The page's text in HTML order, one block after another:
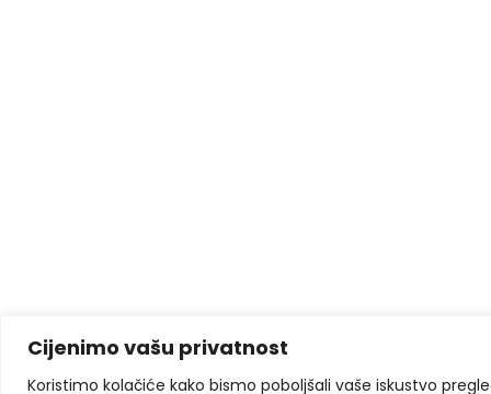
Cijenimo vašu privatnost
Koristimo kolačiće kako bismo poboljšali vaše iskustvo